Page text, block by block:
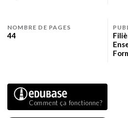
NOMBRE DE PAGES
44
Comment ça fonctionne?